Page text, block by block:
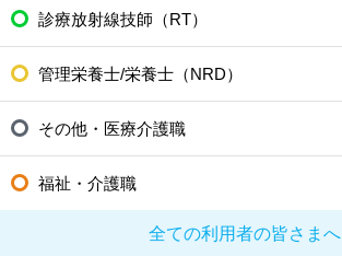
診療放射線技師（RT）
管理栄養士/栄養士（NRD）
その他・医療介護職
福祉・介護職
全ての利用者の皆さまへ